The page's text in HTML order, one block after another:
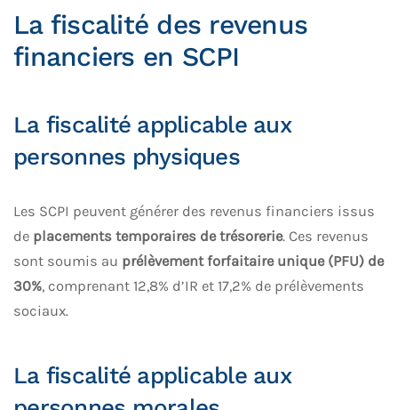
La fiscalité des revenus
financiers en SCPI
La fiscalité applicable aux
personnes physiques
Les SCPI peuvent générer des revenus financiers issus
de placements temporaires de trésorerie. Ces revenus
sont soumis au prélèvement forfaitaire unique (PFU) de
30%, comprenant 12,8% d’IR et 17,2% de prélèvements
sociaux.
La fiscalité applicable aux